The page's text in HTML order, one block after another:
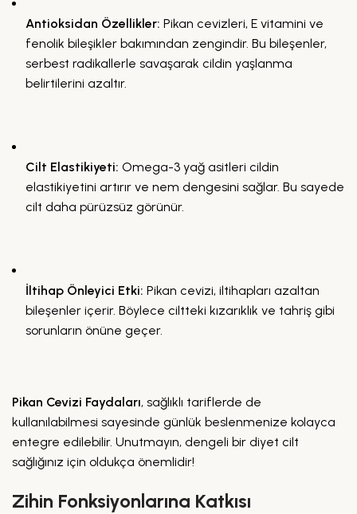
Antioksidan Özellikler: Pikan cevizleri, E vitamini ve
fenolik bileşikler bakımından zengindir. Bu bileşenler,
serbest radikallerle savaşarak cildin yaşlanma
belirtilerini azaltır.
Cilt Elastikiyeti: Omega-3 yağ asitleri cildin
elastikiyetini artırır ve nem dengesini sağlar. Bu sayede
cilt daha pürüzsüz görünür.
İltihap Önleyici Etki: Pikan cevizi, iltihapları azaltan
bileşenler içerir. Böylece ciltteki kızarıklık ve tahriş gibi
sorunların önüne geçer.
Pikan Cevizi Faydaları, sağlıklı tariflerde de
kullanılabilmesi sayesinde günlük beslenmenize kolayca
entegre edilebilir. Unutmayın, dengeli bir diyet cilt
sağlığınız için oldukça önemlidir!
Zihin Fonksiyonlarına Katkısı